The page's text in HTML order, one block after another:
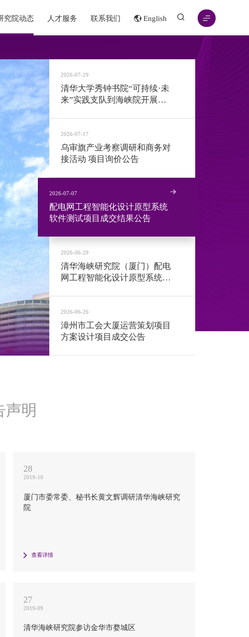
究院动态 人才服务 联系我们 English
人才服务
人才服务生态体系
06
清华海峡研究院（厦门）配电网工程智能
示
2026-07-29
清华大学秀钟书院“可持续·未
来”实践支队到海峡院开展专
2026-07-17
乌审旗产业考察调研和商务对
接活动 项目询价公告
2026-07-07
配电网工程智能化设计原型系统
软件测试项目成交结果公告
2026-06-29
清华海峡研究院（厦门）配电
网工程智能化设计原型系统软
2026-06-26
漳州市工会大厦运营策划项目
方案设计项目成交公告
声明
28
2019-10
厦门市委常委、秘书长黄文辉调研清华海峡研究
院
查看详情
27
2019-09
清华海峡研究院参访金华市婺城区